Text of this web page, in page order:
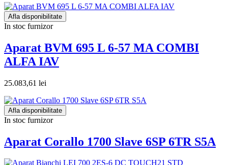
Afla disponibilitate
In stoc furnizor
Aparat BVM 695 L 6-57 MA COMBI
ALFA IAV
25.083,61 lei
Afla disponibilitate
In stoc furnizor
Aparat Corallo 1700 Slave 6SP 6TR S5A